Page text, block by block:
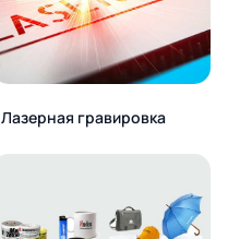
Лазерная гравировка